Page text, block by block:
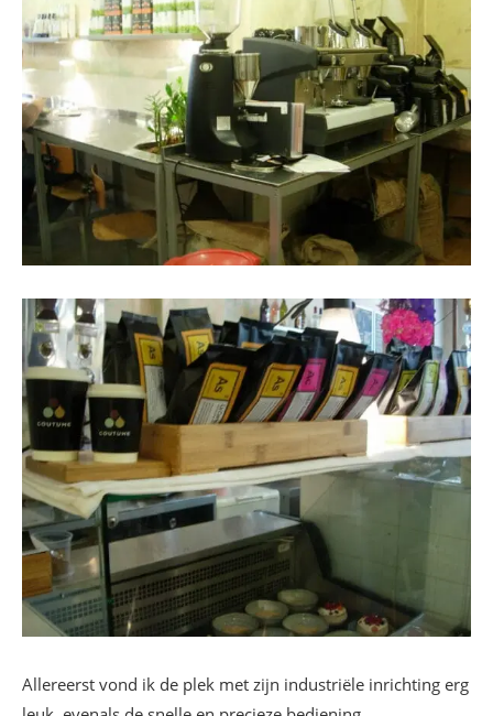
Allereerst vond ik de plek met zijn industriële inrichting erg